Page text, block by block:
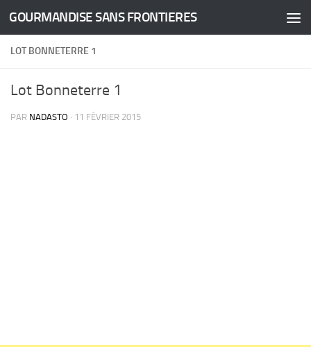
Skip to content
GOURMANDISE SANS FRONTIERES
LOT BONNETERRE 1
Lot Bonneterre 1
PAR NADASTO · 11 FÉVRIER 2015